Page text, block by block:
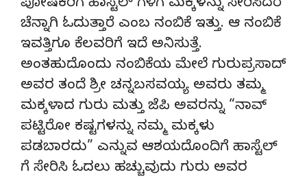
ಪೋಷಕರಿಗೆ ಹಾಸ್ಟೆಲ್ ಗಳಿಗೆ ಮಕ್ಕಳನ್ನು ಸೇರಿಸಿದರೆ
ಚೆನ್ನಾಗಿ ಓದುತ್ತಾರೆ ಎಂಬ ನಂಬಿಕೆ ಇತ್ತು. ಆ ನಂಬಿಕೆ
ಇವತ್ತಿಗೂ ಕೆಲವರಿಗೆ ಇದೆ ಅನಿಸುತ್ತೆ.
ಅಂತಹುದೊಂದು‌ ನಂಬಿಕೆಯ ಮೇಲೆ ಗುರುಪ್ರಸಾದ್
ಅವರ ತಂದೆ ಶ್ರೀ ಚನ್ನಬಸವಯ್ಯ ಅವರು ತಮ್ಮ
ಮಕ್ಕಳಾದ ಗುರು‌‌ ಮತ್ತು ಜೆಪಿ ಅವರನ್ನು “ನಾವ್
ಪಟ್ಟಿರೋ ಕಷ್ಟಗಳನ್ನು ನಮ್ಮ ಮಕ್ಕಳು
ಪಡಬಾರದು” ಎನ್ನುವ ಆಶಯದೊಂದಿಗೆ ಹಾಸ್ಟೆಲ್
ಗೆ ಸೇರಿಸಿ ಓದಲು ಹಚ್ಚುವುದು ಗುರು ಅವರ